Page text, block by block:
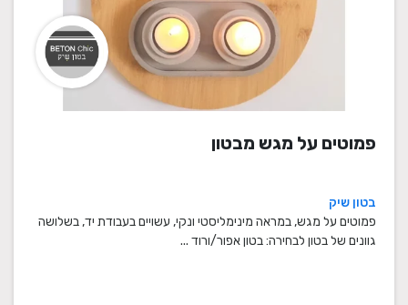
פמוטים על מגש מבטון
בטון שיק
פמוטים על מגש, במראה מינימליסטי ונקי, עשויים בעבודת יד, בשלושה
גוונים של בטון לבחירה: בטון אפור/ורוד ...